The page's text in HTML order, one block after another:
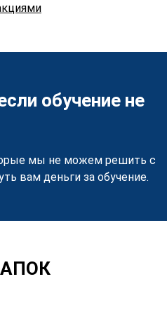
обучение не
мы не можем решить с
вам деньги за обучение.
АПОК